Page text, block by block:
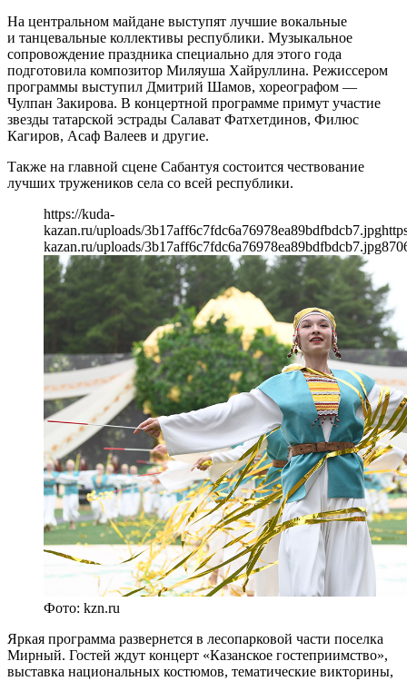
На центральном майдане выступят лучшие вокальные
и танцевальные коллективы республики. Музыкальное
сопровождение праздника специально для этого года
подготовила композитор Миляуша Хайруллина. Режиссером
программы выступил Дмитрий Шамов, хореографом —
Чулпан Закирова. В концертной программе примут участие
звезды татарской эстрады Салават Фатхетдинов, Филюс
Кагиров, Асаф Валеев и другие.
Также на главной сцене Сабантуя состоится чествование
лучших тружеников села со всей республики.
https://kuda-
kazan.ru/uploads/3b17aff6c7fdc6a76978ea89bdfbdcb7.jpg
kazan.ru/uploads/3b17aff6c7fdc6a76978ea89bdfbdcb7.jpg870
Фото: kzn.ru
Яркая программа развернется в лесопарковой части поселка
Мирный. Гостей ждут концерт «Казанское гостеприимство»,
выставка национальных костюмов, тематические викторины,